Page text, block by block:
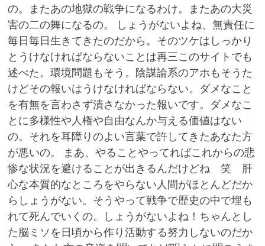
の。またあの地獄の戦争になるわけ。またあの大災
害の二の舞になるの。 しょうがないよね、無責任に
毎日毎日生きてきたのだから。そのツケはしっかり
とうけなければならないことは再三このサイトでも
述べた。環境問題もそう。陰謀論系のアホもそうた
けどその報いはうけなければならない。ダメなこと
を有無を言わさず潰さなかった報いです。ダメなこ
とに多様性や人権や自由なんか与える価値はない
の。それを耳障りのよい言葉で許してきたあなた方
が悪いの。 まあ、やることやってればこれからの悲
惨な状況を避けることが出きるんだけどね 笑 肝
心な本質的なところをやらない人間がほとんどだか
らしょうがない。そうやって戦争で歴史の中で埋も
れて死んでいくの。しょうがないよね！ちゃんとし
た脳ミソを日頃から作り活動する努力しないのだか